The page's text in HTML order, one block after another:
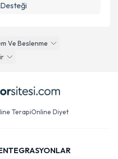
Ve Beslenme
TerapiOnline Diyet